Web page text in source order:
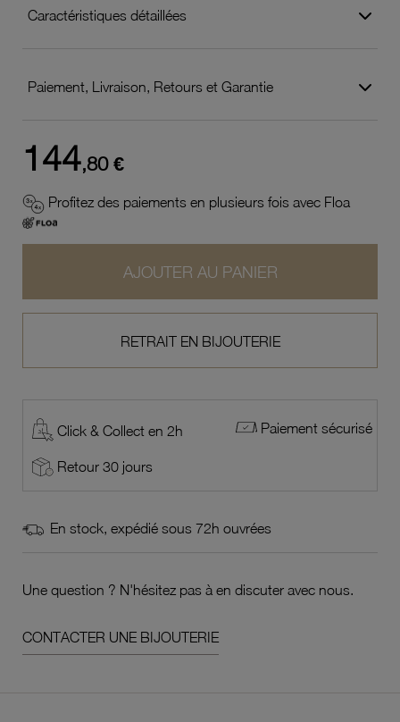
Caractéristiques détaillées
Paiement, Livraison, Retours et Garantie
144,80 €
Profitez des paiements en plusieurs fois avec Floa
AJOUTER AU PANIER
RETRAIT EN BIJOUTERIE
Click & Collect en 2h Paiement sécurisé
Retour 30 jours
En stock, expédié sous 72h ouvrées
Une question ? N'hésitez pas à en discuter avec nous.
CONTACTER UNE BIJOUTERIE